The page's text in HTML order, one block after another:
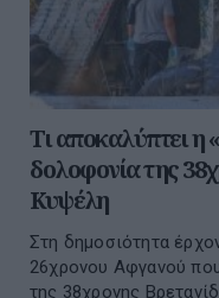
Τι αποκαλύπτει
δολοφονία της
Κυψέλη
Στη δημοσιότητα
26χρονου Αφγανού
της 38χρονης